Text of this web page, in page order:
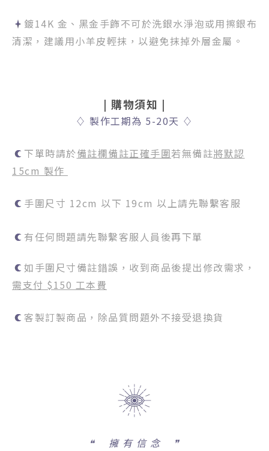
鍍14K 金、黑金手飾不可於洗銀水淨泡或用擦銀布
清潔，建議用小羊皮輕抹，以避免抹掉外層金屬。
| 購物須知 |
♢ 製作工期為 5-20天 ♢
下單時請於備註欄備註正確手圍若無備註將默認
15cm 製作
手圍尺寸 12cm 以下 19cm 以上請先聯繫客服
有任何問題請先聯繫客服人員後再下單
如手圍尺寸備註錯誤，收到商品後提出修改需求，
需支付 $150 工本費
客製訂製商品，除品質問題外不接受退換貨
❝ 擁 有 信 念 ❞